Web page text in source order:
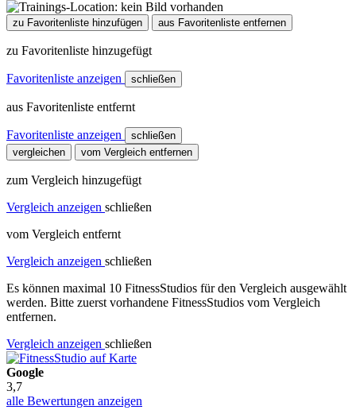
zu Favoritenliste hinzufügen aus Favoritenliste entfernen
zu Favoritenliste hinzugefügt
Favoritenliste anzeigen schließen
aus Favoritenliste entfernt
Favoritenliste anzeigen
schließen
vergleichen
vom Vergleich entfernen
zum Vergleich hinzugefügt
Vergleich anzeigen schließen
vom Vergleich entfernt
Vergleich anzeigen schließen
Es können maximal 10 FitnessStudios für den Vergleich ausgewählt
werden. Bitte zuerst vorhandene FitnessStudios vom Vergleich
entfernen.
Vergleich anzeigen schließen
Google
3,7
alle Bewertungen anzeigen